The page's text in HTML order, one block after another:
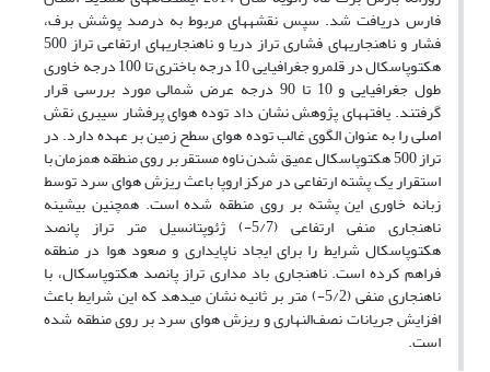
فارس دریافت شد. سپس نقشه­های مربوط به درصد پوشش برف،
فشار و ناهنجاری­های فشاری تراز دریا و ناهنجاری­های ارتفاعی تراز 500
هکتوپاسکال در قلمرو جغرافیایی 10 درجه باختری تا 100 درجه خاوری
طول جغرافیایی و 10 تا 90 درجه عرض شمالی مورد بررسی قرار
گرفتند. یافته­های پژوهش نشان داد توده هوای پرفشار سیبری نقش
اصلی را به عنوان الگوی غالب توده هوای سطح زمین بر عهده دارد. در
تراز 500 هکتوپاسکال عمیق شدن ناوه مستقر بر روی منطقه همزمان با
استقرار یک پشته ارتفاعی در مرکز اروپا باعث ریزش هوای سرد توسط
زبانه خاوری این پشته بر روی منطقه شده است. همچنین بیشینه
ناهنجاری منفی ارتفاعی (5/7-) ژئوپتانسیل متر تراز پانصد
هکتوپاسکال شرایط را برای ایجاد ناپایداری و صعود هوا در منطقه
فراهم کرده است. ناهنجاری باد مداری تراز پانصد هکتوپاسکال، با
ناهنجاری منفی (5/2-) متر بر ثانیه نشان می­دهد که این شرایط باعث
افزایش جریانات نصف‌النهاری و ریزش هوای سرد بر روی منطقه شده
است.